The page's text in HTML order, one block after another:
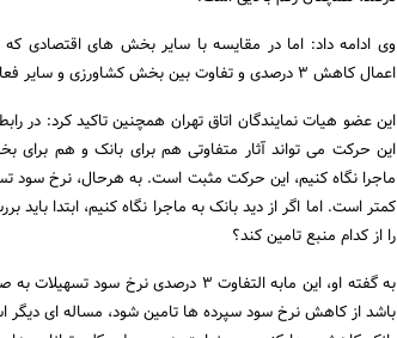
اعمال کاهش 3 درصدی و تفاوت بین بخش کشاورزی و سایر فعالیت ها، حرکت مثبتی به حساب می آید.
این حرکت می تواند آثار متفاوتی هم برای بانک و هم برای
ماجرا نگاه کنیم، این حرکت مثبت است. به هرحال، نرخ
را از کدام منبع تامین کند؟
به گفته او، این مابه التفاوت 3 درصدی
باشد از کاهش نرخ سود سپرده ها تامین شود، مساله ای